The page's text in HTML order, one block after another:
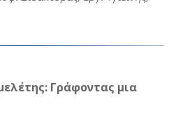
Γράφοντας μια